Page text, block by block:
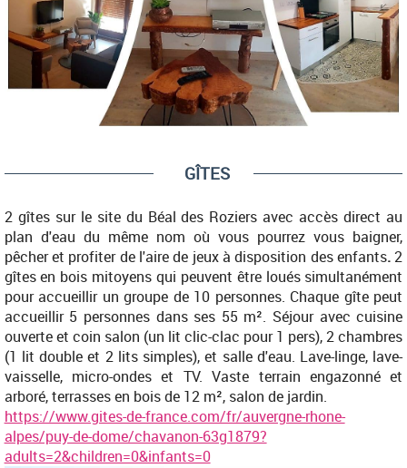
GÎTES
2 gîtes sur le site du Béal des Roziers avec accès direct au
plan d'eau du même nom où vous pourrez vous baigner,
pêcher et profiter de l'aire de jeux à disposition des enfants.2
gîtes en bois mitoyens qui peuvent être loués simultanément
pour accueillir un groupe de 10 personnes. Chaque gîte peut
accueillir 5 personnes dans ses 55 m². Séjour avec cuisine
ouverte et coin salon (un lit clic-clac pour 1 pers), 2 chambres
(1 lit double et 2 lits simples), et salle d'eau. Lave-linge, lave-
vaisselle, micro-ondes et TV. Vaste terrain engazonné et
arboré, terrasses en bois de 12 m², salon de jardin.
https://www.gites-de-france.com/fr/auvergne-rhone-
alpes/puy-de-dome/chavanon-63g1879?
adults=2&children=0&infants=0